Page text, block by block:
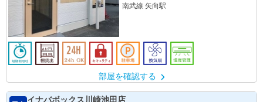
南武線 矢向駅
部屋を確認する
イナバボックス川崎池田店